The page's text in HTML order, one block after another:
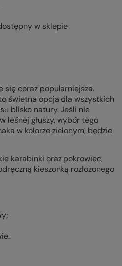
w sklepie
się coraz popularniejsza.
świetna opcja dla wszystkich
blisko natury. Jeśli nie
leśnej głuszy, wybór tego
w kolorze zielonym, będzie
karabinki oraz pokrowiec,
kieszonką rozłożonego